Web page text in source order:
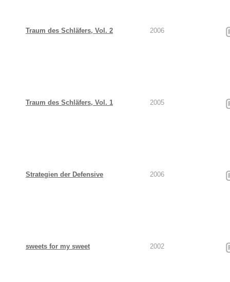
Traum des Schläfers, Vol. 2 2006
Traum des Schläfers, Vol. 1 2005
Strategien der Defensive 2006
sweets for my sweet 2002